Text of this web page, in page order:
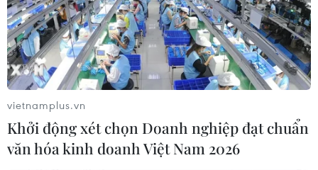
Ngày 28/4, Bộ trưởng Tài chính Saudi Arabia,
ông Mohammed al-Jadaan, đã kêu gọi những nỗ
lực nhằm đảm bảo ổn định ở khu vực Trung
Đông, đồng thời cảnh báo cuộc xung đột ở Dải
Gaza có thể tác động to lớn đối với nền kinh tế
toàn cầu.
Ông Jadaan đưa ra thông điệp trên tại một trong
những phiên thảo luận nhóm đầu tiên trong
vietnamplus.vn
Khởi động xét chọn Doanh nghiệp đạt chuẩn
văn hóa kinh doanh Việt Nam 2026